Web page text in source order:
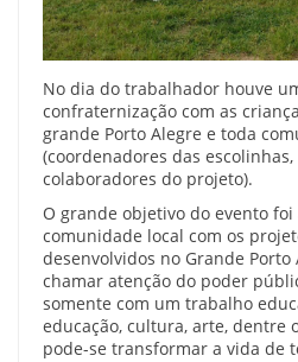
No dia do trabalhador houve
confraternização com as
grande Porto Alegre e toda
(coordenadores das
colaboradores do projeto).
O grande objetivo do evento
comunidade local com os
desenvolvidos no Grande Porto
chamar atenção do poder
somente com um trabalho
educação, cultura, arte, dentre
pode-se transformar a vida de